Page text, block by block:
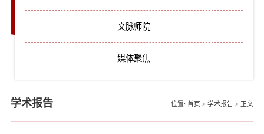
文脉师院
媒体聚焦
学术报告 位置: 首页 > 学术报告 > 正文